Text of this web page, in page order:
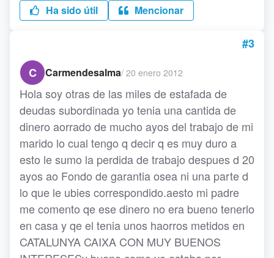
Ha sido útil Mencionar
#3
C
Carmendesalma/ 20 enero 2012
Hola soy otras de las miles de estafada de
deudas subordinada yo tenia una cantida de
dinero aorrado de mucho ayos del trabajo de mi
marido lo cual tengo q decir q es muy duro a
esto le sumo la perdida de trabajo despues d 20
ayos ao Fondo de garantia osea ni una parte d
lo que le ubies correspondido.aesto mi padre
me comento qe ese dinero no era bueno tenerlo
en casa y qe el tenia unos haorros metidos en
CATALUNYA CAIXA CON MUY BUENOS